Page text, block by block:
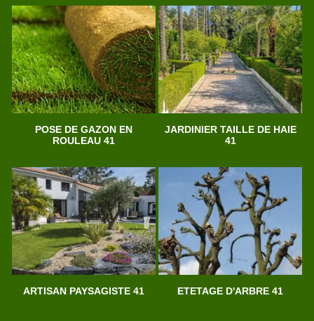
POSE DE GAZON EN
ROULEAU 41
JARDINIER TAILLE DE HAIE
41
ARTISAN PAYSAGISTE 41 ETETAGE D'ARBRE 41